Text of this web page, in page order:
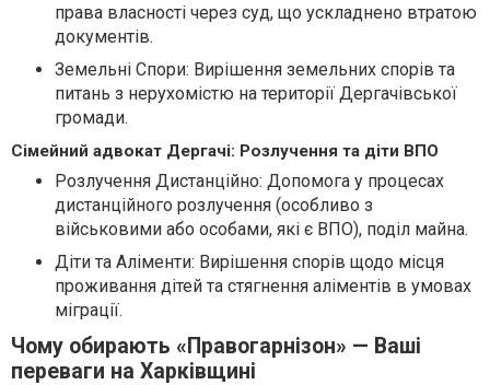
права власності через суд, що ускладнено втратою
документів.
Земельні Спори: Вирішення земельних спорів та
питань з нерухомістю на території Дергачівської
громади.
Сімейний адвокат Дергачі: Розлучення та діти ВПО
Розлучення Дистанційно: Допомога у процесах
дистанційного розлучення (особливо з
військовими або особами, які є ВПО), поділ майна.
Діти та Аліменти: Вирішення спорів щодо місця
проживання дітей та стягнення аліментів в умовах
міграції.
Чому обирають «Правогарнізон» — Ваші
переваги на Харківщині